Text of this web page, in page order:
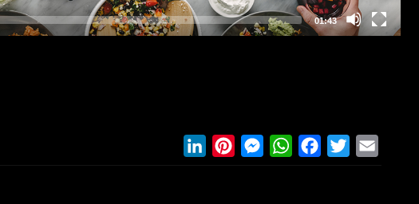
LinkedInPinterestMessengerWhatsAppFacebook
Twitter